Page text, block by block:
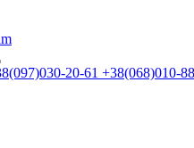
20-61 +38(068)010-